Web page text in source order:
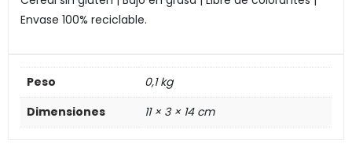
Envase 100% reciclable.
Peso
0,1 kg
Dimensiones
11 × 3 × 14 cm